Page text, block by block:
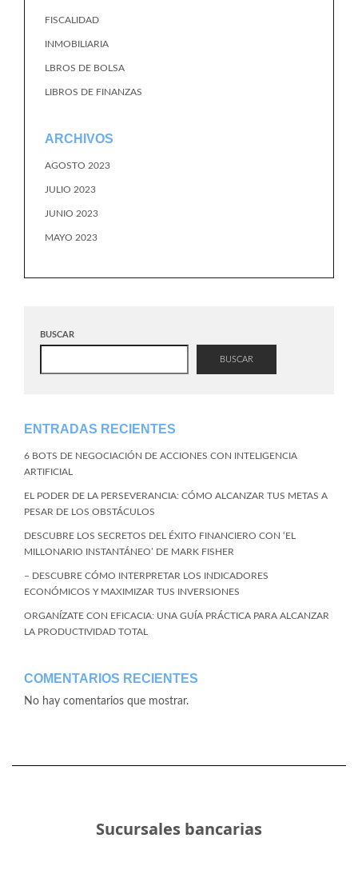
FISCALIDAD
INMOBILIARIA
LBROS DE BOLSA
LIBROS DE FINANZAS
ARCHIVOS
AGOSTO 2023
JULIO 2023
JUNIO 2023
MAYO 2023
BUSCAR
BUSCAR
ENTRADAS RECIENTES
6 BOTS DE NEGOCIACIÓN DE ACCIONES CON INTELIGENCIA
ARTIFICIAL
EL PODER DE LA PERSEVERANCIA: CÓMO ALCANZAR TUS METAS A
PESAR DE LOS OBSTÁCULOS
DESCUBRE LOS SECRETOS DEL ÉXITO FINANCIERO CON ‘EL
MILLONARIO INSTANTÁNEO’ DE MARK FISHER
– DESCUBRE CÓMO INTERPRETAR LOS INDICADORES
ECONÓMICOS Y MAXIMIZAR TUS INVERSIONES
ORGANÍZATE CON EFICACIA: UNA GUÍA PRÁCTICA PARA ALCANZAR
LA PRODUCTIVIDAD TOTAL
COMENTARIOS RECIENTES
No hay comentarios que mostrar.
Sucursales bancarias